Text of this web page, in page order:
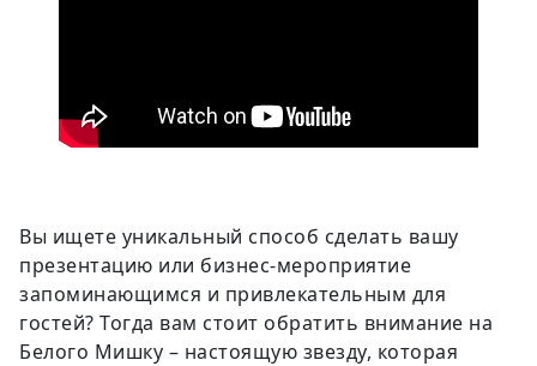
Вы ищете уникальный способ сделать вашу
презентацию или бизнес-мероприятие
запоминающимся и привлекательным для
гостей? Тогда вам стоит обратить внимание на
Белого Мишку – настоящую звезду, которая